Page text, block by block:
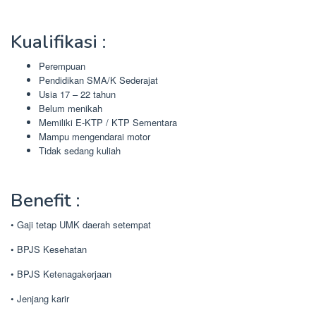
Kualifikasi :
Perempuan
Pendidikan SMA/K Sederajat
Usia 17 – 22 tahun
Belum menikah
Memiliki E-KTP / KTP Sementara
Mampu mengendarai motor
Tidak sedang kuliah
Benefit :
• Gaji tetap UMK daerah setempat
• BPJS Kesehatan
• BPJS Ketenagakerjaan
• Jenjang karir